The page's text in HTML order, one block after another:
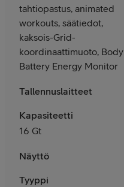
tahtiopastus, animated
workouts, säätiedot,
kaksois-Grid-
koordinaattimuoto, Body
Battery Energy Monitor
Tallennuslaitteet
Kapasiteetti
16 Gt
Näyttö
Tyyppi